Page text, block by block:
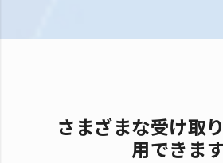
さまざまな受け取
用できま